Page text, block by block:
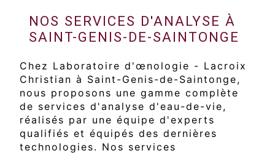
NOS SERVICES D'ANALYSE À
SAINT-GENIS-DE-SAINTONGE
Chez Laboratoire d'œnologie - Lacroix
Christian à Saint-Genis-de-Saintonge,
nous proposons une gamme complète
de services d'analyse d'eau-de-vie,
réalisés par une équipe d'experts
qualifiés et équipés des dernières
technologies. Nos services